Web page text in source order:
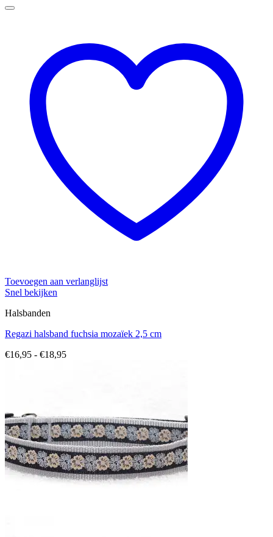
Toevoegen aan verlanglijst
Snel bekijken
Halsbanden
Regazi halsband fuchsia mozaïek 2,5 cm
€16,95 - €18,95Prijsklasse: